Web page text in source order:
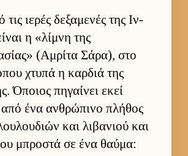
τις ιε­ρές δεξαμενές της Ιν­
η «λίμνη της
(Αμ­ρίτα Σάρα), στο
χτυπά η καρ­διά της
Όποιος πηγαί­νει εκεί
ένα αν­θρώπινο πλήθος
και λιβανιού και
μπροστά σε ένα θαύ­μα: